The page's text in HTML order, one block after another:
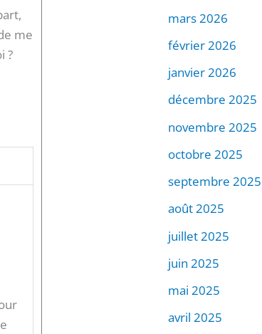
me
?
mars 2026
février 2026
janvier 2026
décembre 2025
novembre 2025
octobre 2025
septembre 2025
août 2025
juillet 2025
juin 2025
mai 2025
avril 2025